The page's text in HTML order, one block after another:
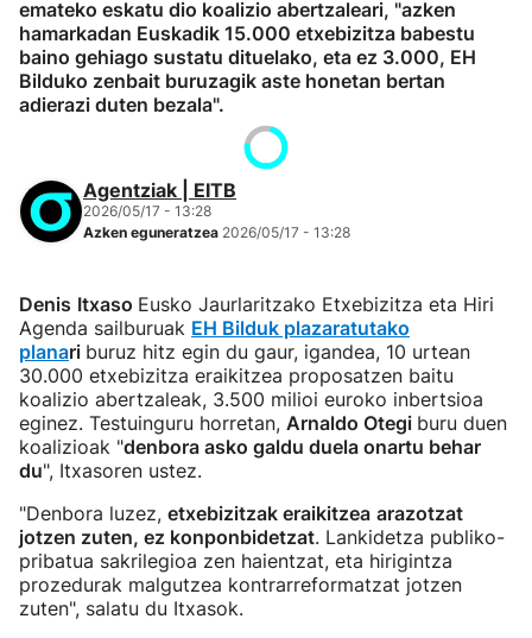
emateko eskatu dio koalizio abertzaleari, "azken
hamarkadan Euskadik 15.000 etxebizitza babestu
baino gehiago sustatu dituelako, eta ez 3.000, EH
Bilduko zenbait buruzagik aste honetan bertan
adierazi duten bezala".
Agentziak | EITB
2026/05/17 - 13:28
Azken eguneratzea 2026/05/17 - 13:28
Denis Itxaso Eusko Jaurlaritzako Etxebizitza eta Hiri
Agenda sailburuak EH Bilduk plazaratutako
planari buruz hitz egin du gaur, igandea, 10 urtean
30.000 etxebizitza eraikitzea proposatzen baitu
koalizio abertzaleak, 3.500 milioi euroko inbertsioa
eginez. Testuinguru horretan, Arnaldo Otegi buru duen
koalizioak "denbora asko galdu duela onartu behar
du", Itxasoren ustez.
"Denbora luzez, etxebizitzak eraikitzea arazotzat
jotzen zuten, ez konponbidetzat. Lankidetza publiko-
pribatua sakrilegioa zen haientzat, eta hirigintza
prozedurak malgutzea kontrarreformatzat jotzen
zuten", salatu du Itxasok.